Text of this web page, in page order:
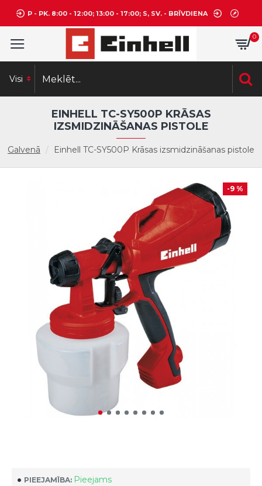
P - PK. 8:00 - 12:00; 13:00 - 17:00; S, SV. - BRĪVDIENA
0
Visi
Galvenā Einhell TC-SY500P Krāsas izsmidzināšanas pistole
EINHELL TC-SY500P KRĀSAS
IZSMIDZINĀŠANAS PISTOLE
-9 %
PIEEJAMĪBA: Pieejams